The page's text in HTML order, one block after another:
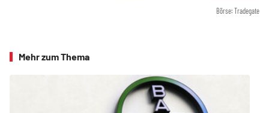
Börse: Tradegate
Mehr zum Thema